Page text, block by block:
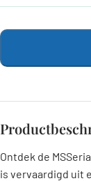
Ontdek de
is vervaardigd uit